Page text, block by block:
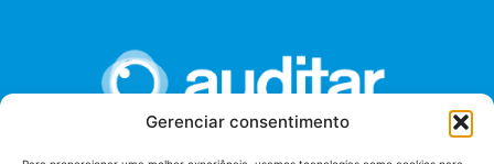
Gerenciar consentimento